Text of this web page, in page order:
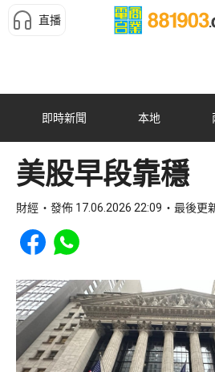
直播
即時新聞 本地
美股早段靠穩
財經 發佈 17.06.2026 22:09 最後更
Share to Facebook
Share to WhatsApp